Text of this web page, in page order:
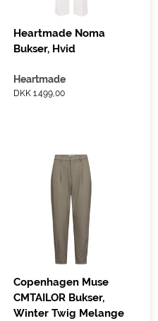
Heartmade Noma
Bukser, Hvid
Heartmade
DKK 1.499,00
Copenhagen Muse
CMTAILOR Bukser,
Winter Twig Melange